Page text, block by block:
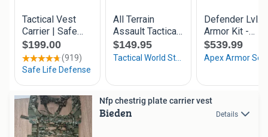
Nfp chestrig plate carrier vest
Bieden Details